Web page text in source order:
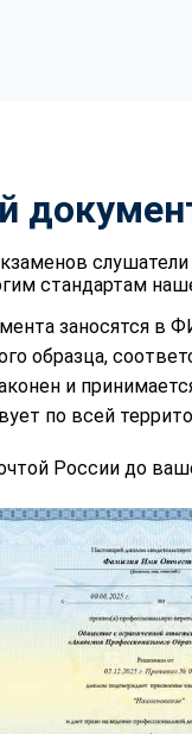
стандартам
заносятся в
образца,
и
по всей
России до